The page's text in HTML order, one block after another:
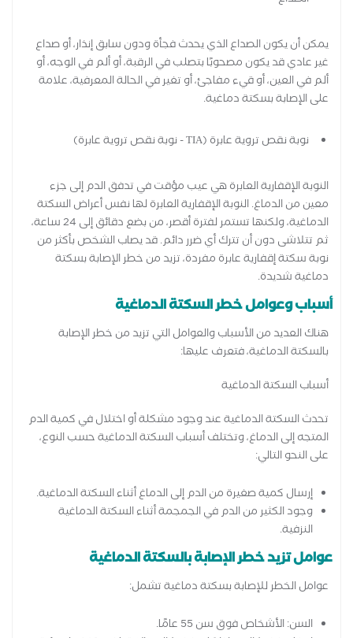
يمكن أن يكون الصداع الذي يحدث فجأة ودون سابق إنذار، أو صداع
غير عادي قد يكون مصحوبًا بتصلب في الرقبة، أو ألم في الوجه، أو
ألم في العين، أو قيء مفاجئ، أو تغير في الحالة المعرفية، علامة
على الإصابة بسكتة دماغية.
نوبة نقص تروية عابرة (TIA - نوبة نقص تروية عابرة)
النوبة الإقفارية العابرة هي عيب مؤقت في تدفق الدم إلى جزء
معين من الدماغ. النوبة الإقفارية العابرة لها نفس أعراض السكتة
الدماغية، ولكنها تستمر لفترة أقصر، من بضع دقائق إلى 24 ساعة،
ثم تتلاشى دون أن تترك أي ضرر دائم. قد يصاب الشخص بأكثر من
نوبة سكتة إقفارية عابرة مفردة، تزيد من خطر الإصابة بسكتة
دماغية شديدة.
أسباب وعوامل خطر السكتة الدماغية
هناك العديد من الأسباب والعوامل التي تزيد من خطر الإصابة
بالسكتة الدماغية، فتعرف عليها:
أسباب السكتة الدماغية
تحدث السكتة الدماغية عند وجود مشكلة أو اختلال في كمية الدم
المتجه إلى الدماغ، وتختلف أسباب السكتة الدماغية حسب النوع،
على النحو التالي:
إرسال كمية صغيرة من الدم إلى الدماغ أثناء السكتة الدماغية.
وجود الكثير من الدم في الجمجمة أثناء السكتة الدماغية
النزفية.
عوامل تزيد خطر الإصابة بالسكتة الدماغية
عوامل الخطر للإصابة بسكتة دماغية تشمل:
السن: الأشخاص فوق سن 55 عامًا.